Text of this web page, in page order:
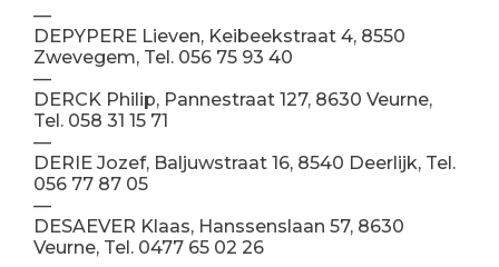
—
DEPYPERE Lieven, Keibeekstraat 4, 8550
Zwevegem, Tel. 056 75 93 40
—
DERCK Philip, Pannestraat 127, 8630 Veurne,
Tel. 058 31 15 71
—
DERIE Jozef, Baljuwstraat 16, 8540 Deerlijk, Tel.
056 77 87 05
—
DESAEVER Klaas, Hanssenslaan 57, 8630
Veurne, Tel. 0477 65 02 26